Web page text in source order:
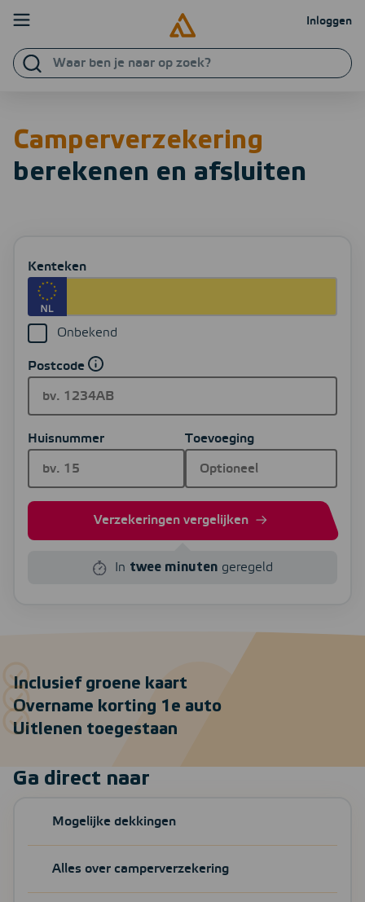
Ga verder naar content
Particulier Zakelijk
Direct regelen
Zoeken
Inloggen
Waar
ben
op
zoek?
Camperverzekering
berekenen en afsluiten
Kenteken
Onbekend
Postcode
Huisnummer Toevoeging
Verzekeringen vergelijken
In twee minutengeregeld
Inclusief groene kaart
Overname korting 1e auto
Uitlenen toegestaan
Ga direct naar
Mogelijke dekkingen
Alles over camperverzekering